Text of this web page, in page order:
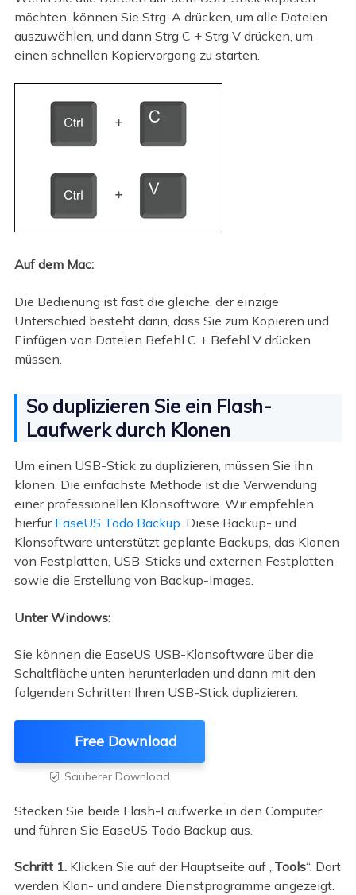
möchten, können Sie Strg-A drücken, um alle Dateien
auszuwählen, und dann Strg C + Strg V drücken, um
einen schnellen Kopiervorgang zu starten.
Auf dem Mac:
Die Bedienung ist fast die gleiche, der einzige
Unterschied besteht darin, dass Sie zum Kopieren und
Einfügen von Dateien Befehl C + Befehl V drücken
müssen.
So duplizieren Sie ein Flash-
Laufwerk durch Klonen
Um einen USB-Stick zu duplizieren, müssen Sie ihn
klonen. Die einfachste Methode ist die Verwendung
einer professionellen Klonsoftware. Wir empfehlen
hierfür EaseUS Todo Backup. Diese Backup- und
Klonsoftware unterstützt geplante Backups, das Klonen
von Festplatten, USB-Sticks und externen Festplatten
sowie die Erstellung von Backup-Images.
Unter Windows:
Sie können die EaseUS USB-Klonsoftware über die
Schaltfläche unten herunterladen und dann mit den
folgenden Schritten Ihren USB-Stick duplizieren.
Free Download
 Sauberer Download
Stecken Sie beide Flash-Laufwerke in den Computer
und führen Sie EaseUS Todo Backup aus.
Schritt 1.Klicken Sie auf der Hauptseite auf „Tools“. Dort
werden Klon- und andere Dienstprogramme angezeigt.